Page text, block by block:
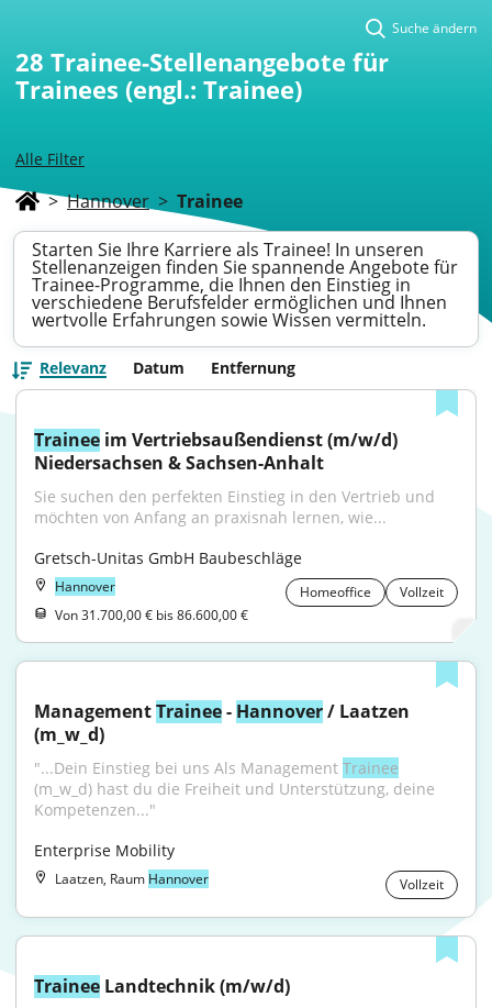
Alle Filter
Suche ändern
28 Trainee-Stellenangebote für
Trainees (engl.: Trainee)
> Hannover > Trainee
Starten Sie Ihre Karriere als Trainee! In unseren
Stellenanzeigen finden Sie spannende Angebote für
Trainee-Programme, die Ihnen den Einstieg in
verschiedene Berufsfelder ermöglichen und Ihnen
wertvolle Erfahrungen sowie Wissen vermitteln.
Relevanz Datum Entfernung
Trainee im Vertriebsaußendienst (m/w/d)
Niedersachsen & Sachsen-Anhalt
Sie suchen den perfekten Einstieg in den Vertrieb und
möchten von Anfang an praxisnah lernen, wie...
Gretsch-Unitas GmbH Baubeschläge
Hannover Homeoffice
Vollzeit
Von 31.700,00 € bis 86.600,00 €
Management Trainee - Hannover / Laatzen
(m_w_d)
"...Dein Einstieg bei uns Als Management Trainee
(m_w_d) hast du die Freiheit und Unterstützung, deine
Kompetenzen..."
Enterprise Mobility
Laatzen, Raum Hannover Vollzeit
Trainee Landtechnik (m/w/d)